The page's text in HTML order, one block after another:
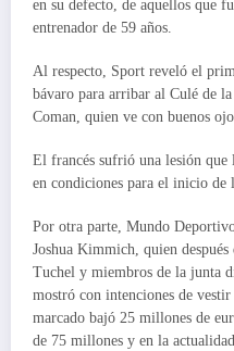
en su defecto, de aquellos que
entrenador de 59 años.
Al respecto, Sport reveló el
bávaro para arribar al Culé de
Coman, quien ve con buenos
El francés sufrió una lesión
en condiciones para el inicio de
Por otra parte, Mundo
Joshua Kimmich, quien
Tuchel y miembros de la junta
mostró con intenciones de
marcado bajó 25 millones de
de 75 millones y en la